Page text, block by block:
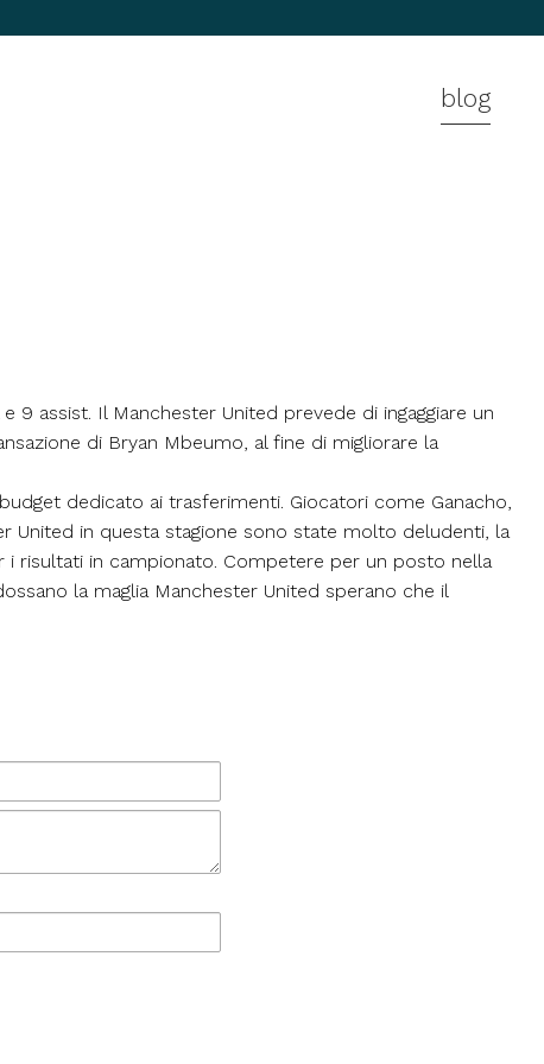
blog
assist. Il Manchester United prevede di ingaggiare un
di Bryan Mbeumo, al fine di migliorare la
dedicato ai trasferimenti. Giocatori come Ganacho,
United in questa stagione sono state molto deludenti, la
i risultati in campionato. Competere per un posto nella
la maglia Manchester United sperano che il